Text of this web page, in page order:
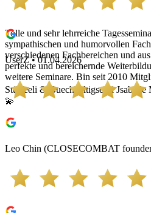
Tolle und sehr lehrreiche
sympathischen und humorvollen
verschiedenen Fachbereichen und
perfekte und bereichernde
weitere Seminare. Bin seit 2010
Stürfeeli & Buechhaltigselfli
💫
UserZ • 01.04.2026
Leo Chin (CLOSECOMBAT